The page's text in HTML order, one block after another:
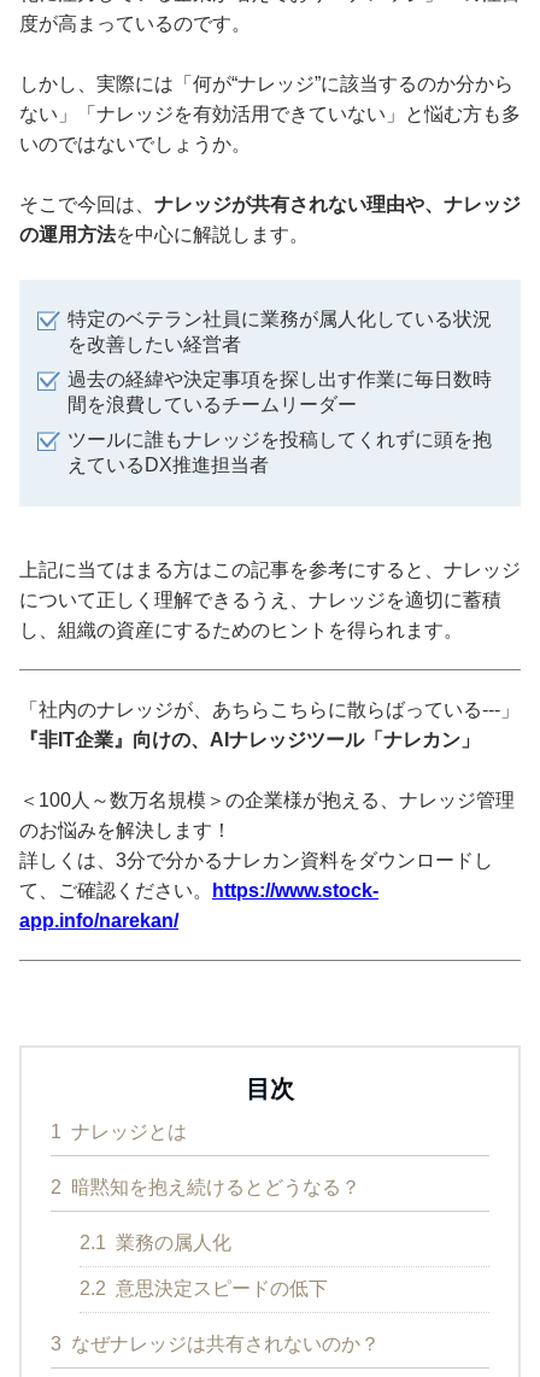
度が高まっているのです。
しかし、実際には「何が“ナレッジ”に該当するのか分から
ない」「ナレッジを有効活用できていない」と悩む方も多
いのではないでしょうか。
そこで今回は、 ナレッジが共有されない理由や、ナレッジ
の運用方法を中心に解説します。
特定のベテラン社員に業務が属人化している状況
を改善したい経営者
過去の経緯や決定事項を探し出す作業に毎日数時
間を浪費しているチームリーダー
ツールに誰もナレッジを投稿してくれずに頭を抱
えているDX推進担当者
上記に当てはまる方はこの記事を参考にすると、ナレッジ
について正しく理解できるうえ、ナレッジを適切に蓄積
し、組織の資産にするためのヒントを得られます。
「社内のナレッジが、あちらこちらに散らばっている---」
『非IT企業』向けの、AIナレッジツール「ナレカン」
＜100人～数万名規模＞の企業様が抱える、ナレッジ管理
のお悩みを解決します！
詳しくは、3分で分かるナレカン資料をダウンロードし
て、ご確認ください。
https://www.stock-
app.info/narekan/
目次
1 ナレッジとは
2 暗黙知を抱え続けるとどうなる？
2.1 業務の属人化
2.2 意思決定スピードの低下
3 なぜナレッジは共有されないのか？